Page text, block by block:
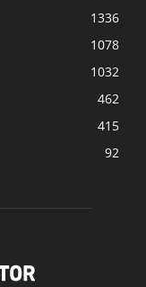
1336
1078
1032
462
415
92